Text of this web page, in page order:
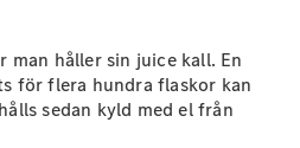
man håller sin juice kall. En
för flera hundra flaskor kan
sedan kyld med el från